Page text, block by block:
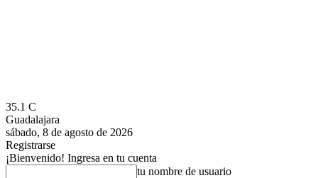
35.1 C
Guadalajara
sábado, 8 de agosto de 2026
Registrarse
¡Bienvenido! Ingresa en tu cuenta
tu nombre de usuario